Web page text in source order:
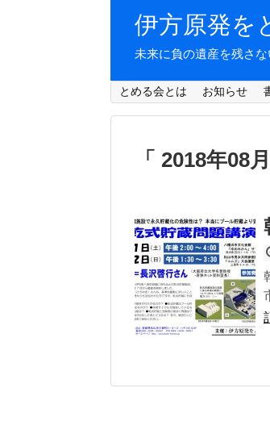
伊方原発を
未来に負の遺産を残さな
とめる会とは お知らせ
「 2018年08